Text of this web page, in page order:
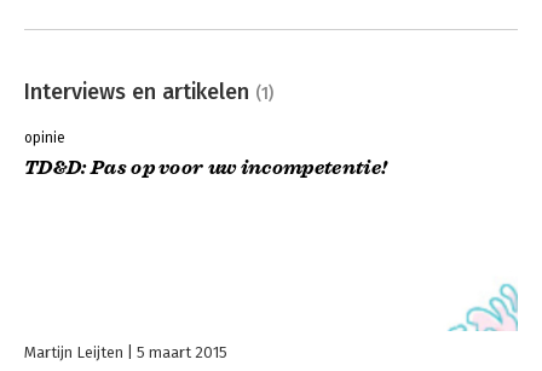
Interviews en artikelen (1)
opinie
TD&D: Pas op voor uw incompetentie!
Martijn Leijten 5 maart 2015